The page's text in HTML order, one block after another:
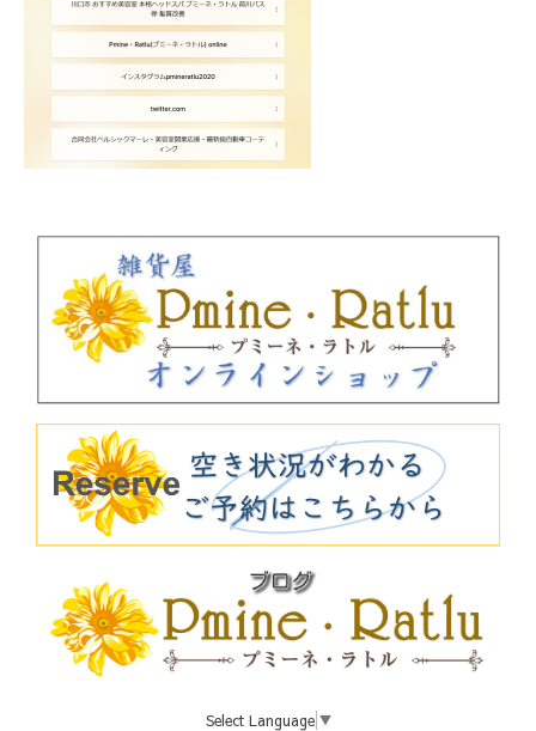
Select Language ▼